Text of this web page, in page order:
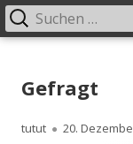
zum
Primäres
Gefragt
Autor
tutut 20.